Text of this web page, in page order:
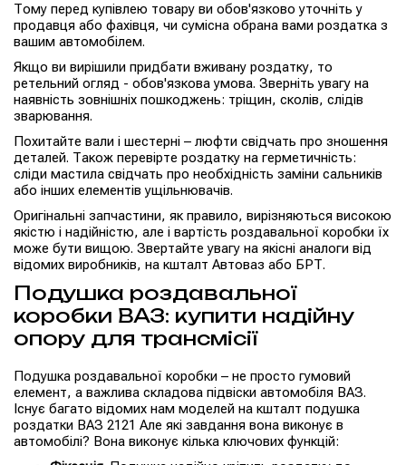
Тому перед купівлею товару ви обов'язково уточніть у
продавця або фахівця, чи сумісна обрана вами роздатка з
вашим автомобілем.
Якщо ви вирішили придбати вживану роздатку, то
ретельний огляд - обов'язкова умова. Зверніть увагу на
наявність зовнішніх пошкоджень: тріщин, сколів, слідів
зварювання.
Похитайте вали і шестерні – люфти свідчать про зношення
деталей. Також перевірте роздатку на герметичність:
сліди мастила свідчать про необхідність заміни сальників
або інших елементів ущільнювачів.
Оригінальні запчастини, як правило, вирізняються високою
якістю і надійністю, але і вартість роздавальної коробки їх
може бути вищою. Звертайте увагу на якісні аналоги від
відомих виробників, на кшталт Автоваз або БРТ.
Подушка роздавальної
коробки ВАЗ: купити надійну
опору для трансмісії
Подушка роздавальної коробки – не просто гумовий
елемент, а важлива складова підвіски автомобіля ВАЗ.
Існує багато відомих нам моделей на кшталт подушка
роздатки ВАЗ 2121 Але які завдання вона виконує в
автомобілі? Вона виконує кілька ключових функцій: